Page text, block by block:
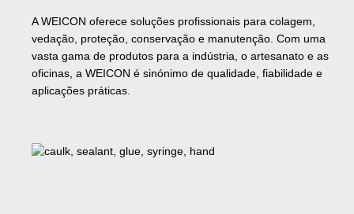
A WEICON oferece soluções profissionais para colagem,
vedação, proteção, conservação e manutenção. Com uma
vasta gama de produtos para a indústria, o artesanato e as
oficinas, a WEICON é sinónimo de qualidade, fiabilidade e
aplicações práticas.